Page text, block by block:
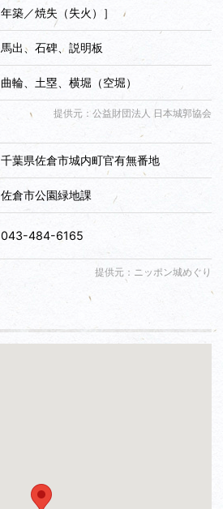
年築／焼失（失火）］
馬出、石碑、説明板
曲輪、土塁、横堀（空堀）
提供元：公益財団法人 日本城郭協会
千葉県佐倉市城内町官有無番地
佐倉市公園緑地課
043-484-6165
提供元：ニッポン城めぐり